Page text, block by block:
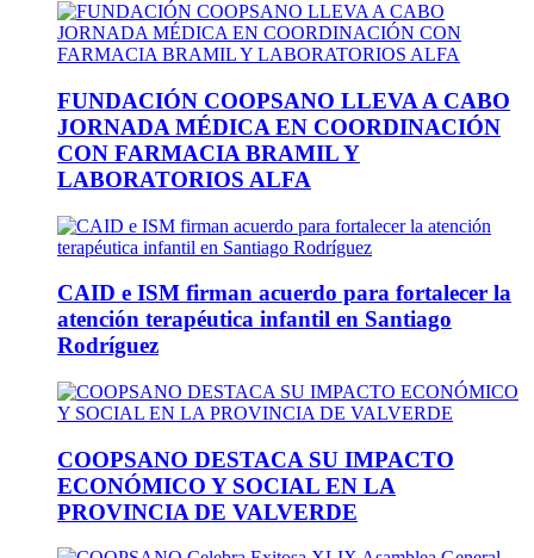
FUNDACIÓN COOPSANO LLEVA A CABO
JORNADA MÉDICA EN COORDINACIÓN
CON FARMACIA BRAMIL Y
LABORATORIOS ALFA
CAID e ISM firman acuerdo para fortalecer la
atención terapéutica infantil en Santiago
Rodríguez
COOPSANO DESTACA SU IMPACTO
ECONÓMICO Y SOCIAL EN LA
PROVINCIA DE VALVERDE